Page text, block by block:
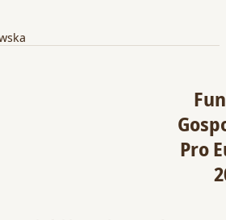
Pro